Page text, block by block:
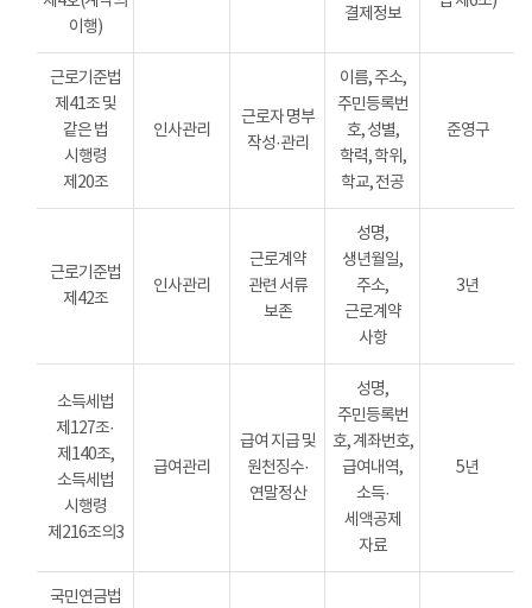
이행)
결제정보
근로기준법
제41조 및
같은 법
시행령
제20조
인사관리
근로자 명부
작성·관리
이름, 주소,
주민등록번
호, 성별,
학력, 학위,
학교, 전공
준영구
근로기준법
제42조
인사관리
근로계약
관련 서류
보존
성명,
생년월일,
주소,
근로계약
사항
3년
소득세법
제127조·
제140조,
소득세법
시행령
제216조의3
급여관리
급여 지급 및
원천징수·
연말정산
성명,
주민등록번
호, 계좌번호,
급여내역,
소득·
세액공제
자료
5년
국민연금법